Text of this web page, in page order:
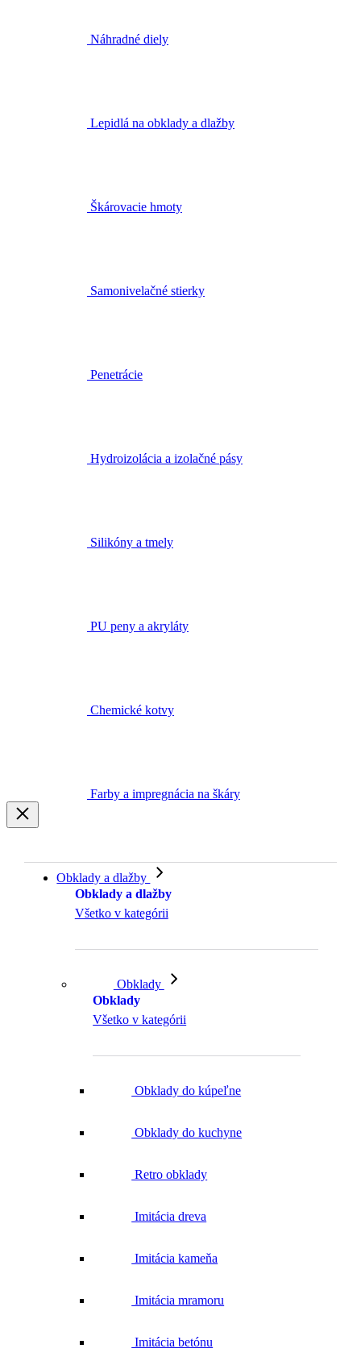
Náhradné diely
Lepidlá na obklady a dlažby
Škárovacie hmoty
Samonivelačné stierky
Penetrácie
Hydroizolácia a izolačné pásy
Silikóny a tmely
PU peny a akryláty
Chemické kotvy
Farby a impregnácia na škáry
Obklady a dlažby
Obklady a dlažby
Všetko v kategórii
Obklady
Obklady
Všetko v kategórii
Obklady do kúpeľne
Obklady do kuchyne
Retro obklady
Imitácia dreva
Imitácia kameňa
Imitácia mramoru
Imitácia betónu